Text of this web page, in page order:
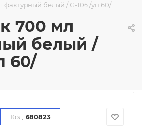
фактурный белый / G-106 /уп 60/
700 мл
белый /
60/
Код: 680823